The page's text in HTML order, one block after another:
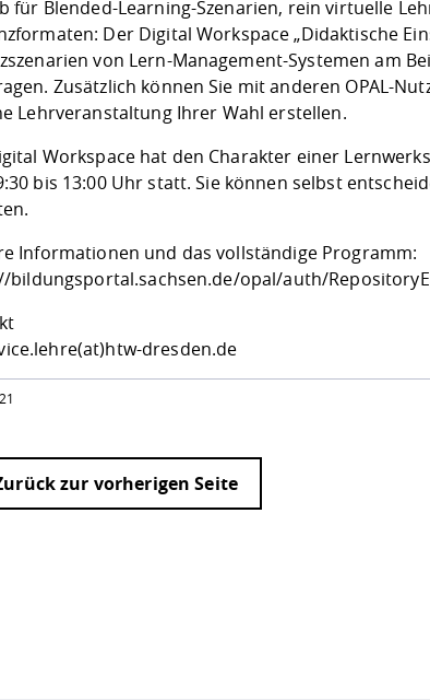
für Blended-Learning-Szenarien, rein virtuelle
Der Digital Workspace „Didaktische
von Lern-Management-Systemen am
Zusätzlich können Sie mit anderen OPAL-
Lehrveranstaltung Ihrer Wahl erstellen.
Workspace hat den Charakter einer
bis 13:00 Uhr statt. Sie können selbst
Informationen und das vollständige Programm:
bildungsportal.sachsen.de/opal/auth/
dresden.de
zur vorherigen Seite